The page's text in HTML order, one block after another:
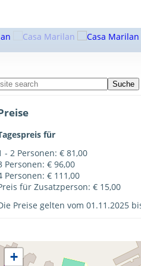
Suche
für
- 2 Personen: € 81,00
Personen: € 96,00
Personen: € 111,00
für Zusatzperson: € 15,00
Preise gelten vom 01.11.2025
+